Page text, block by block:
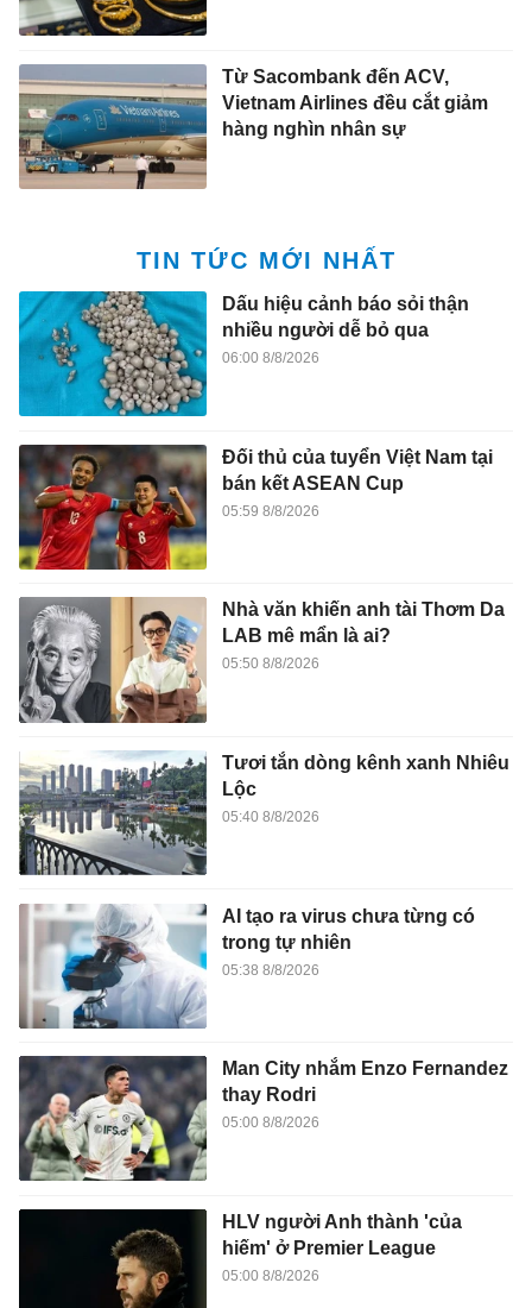
Từ Sacombank đến ACV,
Vietnam Airlines đều cắt giảm
hàng nghìn nhân sự
TIN TỨC MỚI NHẤT
Dấu hiệu cảnh báo sỏi thận
nhiều người dễ bỏ qua
06:00 8/8/2026
Đối thủ của tuyển Việt Nam tại
bán kết ASEAN Cup
05:59 8/8/2026
Nhà văn khiến anh tài Thơm Da
LAB mê mẩn là ai?
05:50 8/8/2026
Tươi tắn dòng kênh xanh Nhiêu
Lộc
05:40 8/8/2026
AI tạo ra virus chưa từng có
trong tự nhiên
05:38 8/8/2026
Man City nhắm Enzo Fernandez
thay Rodri
05:00 8/8/2026
HLV người Anh thành 'của
hiếm' ở Premier League
05:00 8/8/2026